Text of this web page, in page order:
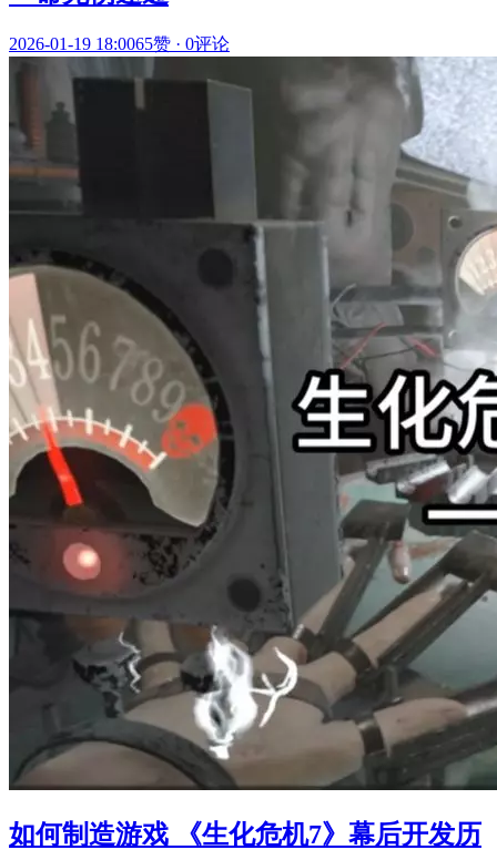
2026-01-19 18:0065赞 · 0评论
如何制造游戏 《生化危机7》幕后开发历